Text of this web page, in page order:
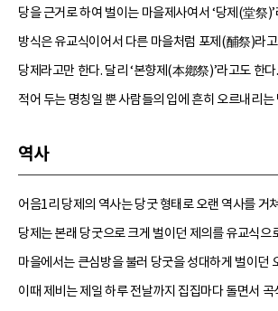
당을 근거로 하여 벌이는 마을제사여서 ‘당제(堂祭)’
방식은 유교식이어서 다른 마을처럼 포제(酺祭)라
당제라고만 한다. 달리 ‘본향제(本鄕祭)’라고도 한다
적어 두는 명칭일 뿐 사람들의 입에 흔히 오르내리는
역사
어음1리 당제의 역사는 당굿 형태로 오랜 역사를 거
당제는 본래 당굿으로 크게 벌이던 제의를 유교식으
마을에서는 큰심방을 불러 당굿을 성대하게 벌이던
이때 제비는 제일 하루 전날까지 집집마다 돌면서 곡